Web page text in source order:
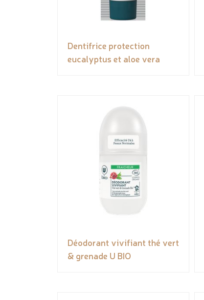
Dentifrice protection
eucalyptus et aloe vera
Déodorant vivifiant thé vert
& grenade U BIO